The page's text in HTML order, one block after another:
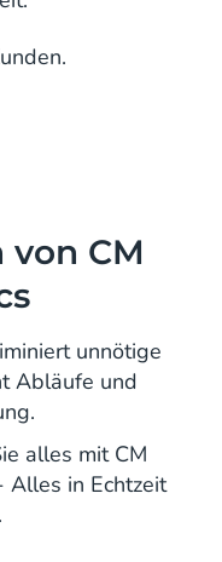
von CM
unnötige
Abläufe und
alles mit CM
Alles in Echtzeit